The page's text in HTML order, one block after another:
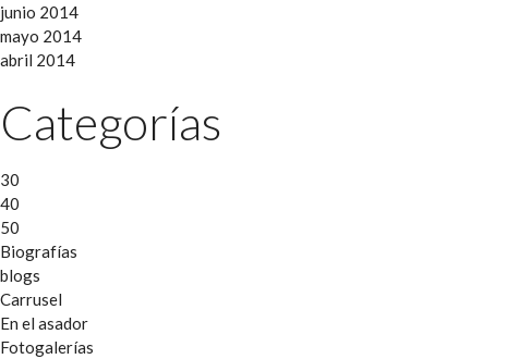
junio 2014
mayo 2014
abril 2014
Categorías
30
40
50
Biografías
blogs
Carrusel
En el asador
Fotogalerías